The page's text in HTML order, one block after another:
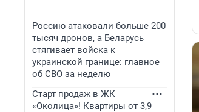
Россию атаковали больше 200
тысяч дронов, а Беларусь
стягивает войска к
украинской границе: главное
об СВО за неделю
Старт продаж в ЖК
«Околица»! Квартиры от 3,9